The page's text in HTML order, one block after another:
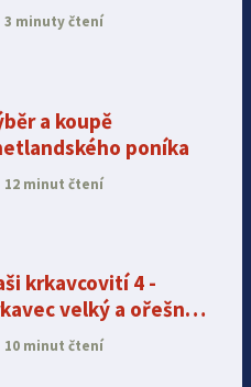
3 minuty čtení
a koupě
poníka
12 minut čtení
krkavcovití 4 -
velký a ořešník
10 minut čtení